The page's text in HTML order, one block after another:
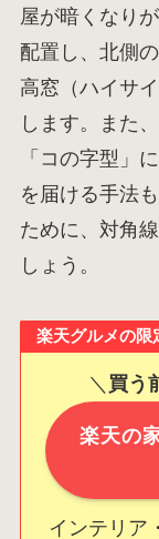
屋が暗くなり
配置し、北側
高窓（ハイサ
します。また
「コの字型」
を届ける手法
ために、対角
しょう。
楽天グルメの限
＼ 買う
楽天の
インテリア